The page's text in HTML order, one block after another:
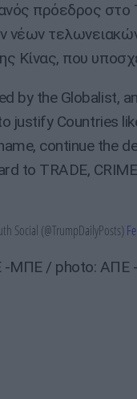
πρόεδρος στο
νέων
Κίνας, που
by the Globalist,
justify Countries
continue the
to TRADE,
Social (@TrumpDailyPosts)
-ΜΠΕ / photo: ΑΠΕ